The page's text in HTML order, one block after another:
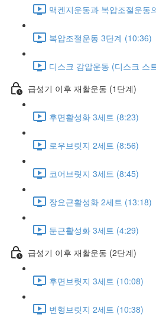
맥켄지운동과 복압조절운동
복압조절운동 3단계 (10:36)
디스크 감압운동 (디스크 스
급성기 이후 재활운동 (1단계)
후면활성화 3세트 (8:23)
로우브릿지 2세트 (8:56)
코어브릿지 3세트 (8:45)
장요근활성화 2세트 (13:18)
둔근활성화 3세트 (4:29)
급성기 이후 재활운동 (2단계)
후면브릿지 3세트 (10:08)
변형브릿지 2세트 (10:38)